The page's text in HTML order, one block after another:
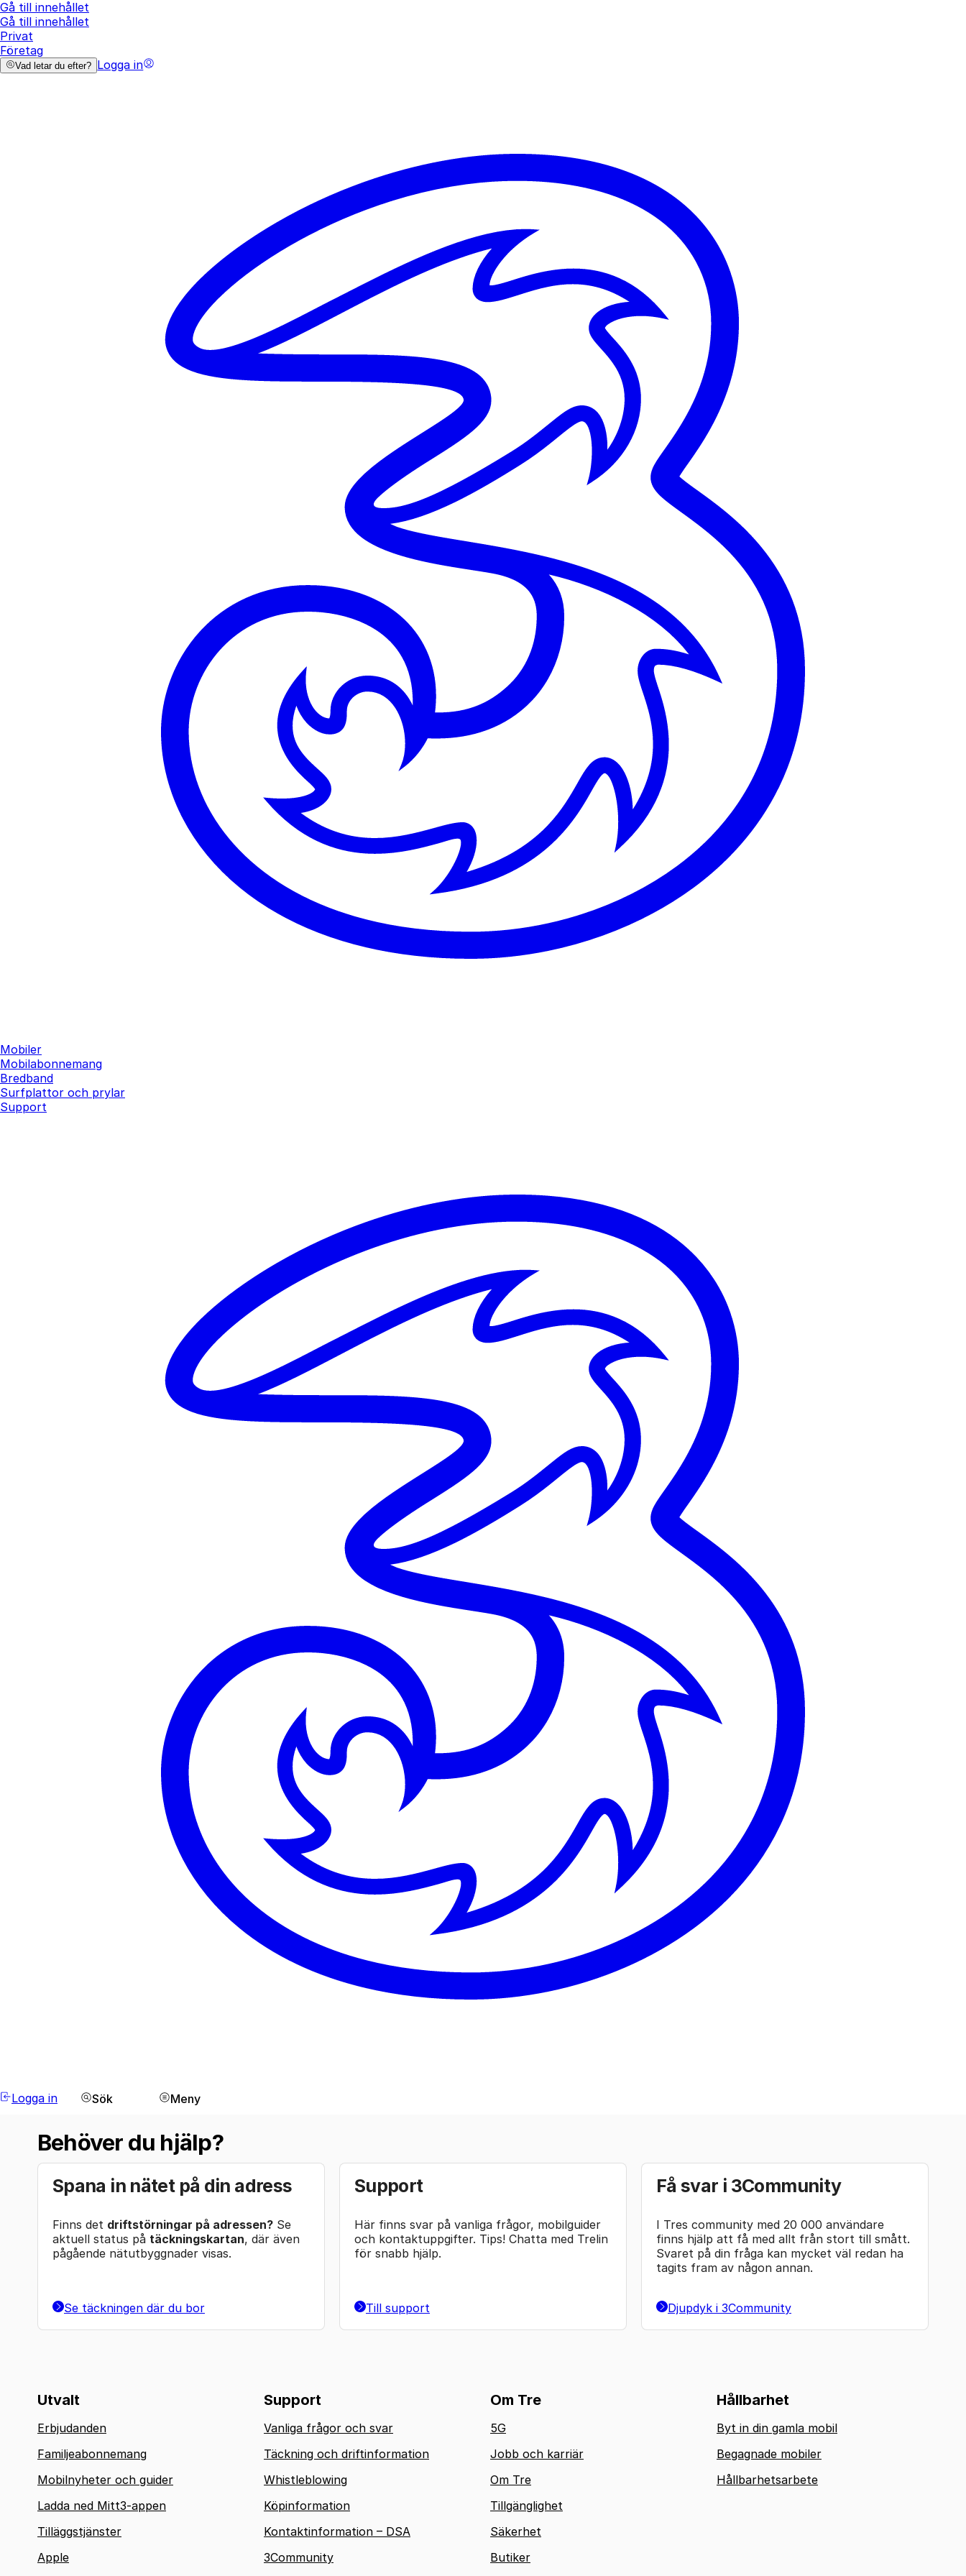
Gå till innehållet
Gå till innehållet
Privat
Företag
Vad letar du efter? Logga in
Mobiler
Mobilabonnemang
Bredband
Surfplattor och prylar
Support
Logga in Sök Meny
Behöver du hjälp?
Spana in nätet på din adress
Finns det driftstörningar på adressen? Se
aktuell status på täckningskartan, där även
pågående nätutbyggnader visas.
Se täckningen där du bor
Support
Här finns svar på vanliga frågor, mobilguider
och kontaktuppgifter. Tips! Chatta med Trelin
för snabb hjälp.
Till support
Få svar i 3Community
I Tres community med 20 000 användare
finns hjälp att få med allt från stort till smått.
Svaret på din fråga kan mycket väl redan ha
tagits fram av någon annan.
Djupdyk i 3Community
Utvalt
Erbjudanden
Familjeabonnemang
Mobilnyheter och guider
Ladda ned Mitt3-appen
Tilläggstjänster
Apple
Support
Vanliga frågor och svar
Täckning och driftinformation
Whistleblowing
Köpinformation
Kontaktinformation – DSA
3Community
Om Tre
5G
Jobb och karriär
Om Tre
Tillgänglighet
Säkerhet
Butiker
Hållbarhet
Byt in din gamla mobil
Begagnade mobiler
Hållbarhetsarbete